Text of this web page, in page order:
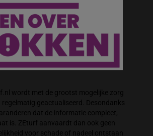
wordt met de grootst mogelijke zorg
regelmatig geactualiseerd. Desondanks
dat de informatie compleet,
is. ZEturf aanvaardt dan ook geen
voor schade of nadeel ontstaan